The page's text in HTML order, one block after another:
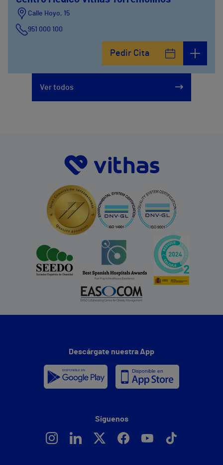
Calle Hoyo, 15
951 000 100
Pedir Cita
Ver todos
Descárgate nuestra App
Síguenos